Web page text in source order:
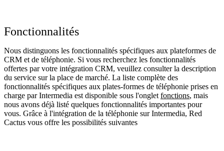
Fonctionnalités
Nous distinguons les fonctionnalités spécifiques aux plateformes de
CRM et de téléphonie. Si vous recherchez les fonctionnalités
offertes par votre intégration CRM, veuillez consulter la description
du service sur la place de marché. La liste complète des
fonctionnalités spécifiques aux plates-formes de téléphonie prises en
charge par Intermedia est disponible sous l'onglet fonctions, mais
nous avons déjà listé quelques fonctionnalités importantes pour
vous. Grâce à l'intégration de la téléphonie sur Intermedia, Red
Cactus vous offre les possibilités suivantes